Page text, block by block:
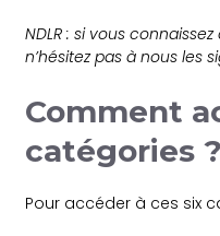
NDLR : si vous
n’hésitez pas à nous les
Comment
catégories ?
Pour accéder à ces six